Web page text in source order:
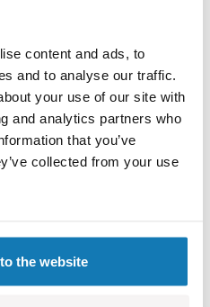
content and ads, to
and to analyse our traffic.
your use of our site with
and analytics partners who
that you’ve
collected from your use
the website
znanych z serialu –
głów w kształcie kamer,
futurystyczne uzbrojenie i